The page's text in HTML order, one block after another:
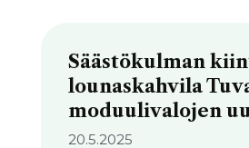
Säästökulman
lounaskahvila
moduulivalojen
20.5.2025